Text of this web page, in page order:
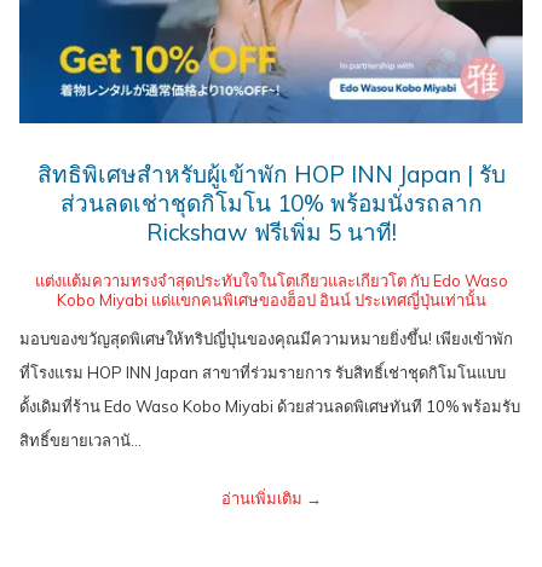
สิทธิพิเศษสำหรับผู้เข้าพัก HOP INN Japan | รับ
ส่วนลดเช่าชุดกิโมโน 10% พร้อมนั่งรถลาก
Rickshaw ฟรีเพิ่ม 5 นาที!
แต่งแต้มความทรงจำสุดประทับใจในโตเกียวและเกียวโต กับ Edo Waso
Kobo Miyabi แด่แขกคนพิเศษของฮ็อป อินน์ ประเทศญี่ปุ่นเท่านั้น
มอบของขวัญสุดพิเศษให้ทริปญี่ปุ่นของคุณมีความหมายยิ่งขึ้น! เพียงเข้าพัก
ที่โรงแรม HOP INN Japan สาขาที่ร่วมรายการ รับสิทธิ์เช่าชุดกิโมโนแบบ
ดั้งเดิมที่ร้าน Edo Waso Kobo Miyabi ด้วยส่วนลดพิเศษทันที 10% พร้อมรับ
สิทธิ์ขยายเวลานั…
อ่านเพิ่มเติม